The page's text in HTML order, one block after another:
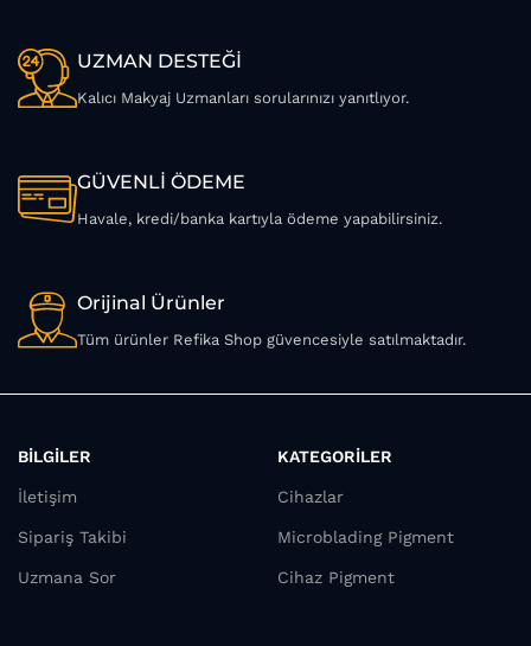
UZMAN DESTEĞİ
Kalıcı Makyaj Uzmanları sorularınızı yanıtlıyor.
GÜVENLİ ÖDEME
Havale, kredi/banka kartıyla ödeme yapabilirsiniz.
Orijinal Ürünler
Tüm ürünler Refika Shop güvencesiyle satılmaktadır.
BİLGİLER
İletişim
Sipariş Takibi
Uzmana Sor
KATEGORİLER
Cihazlar
Microblading Pigment
Cihaz Pigment